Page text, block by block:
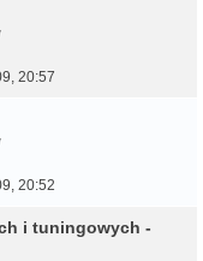
20:57
20:52
i tuningowych -